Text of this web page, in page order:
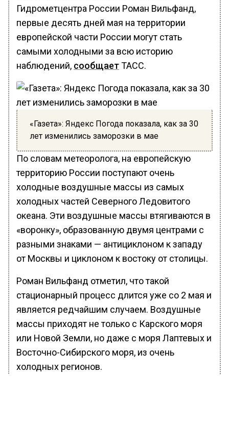
Гидрометцентра России Роман Вильфанд,
первые десять дней мая на территории
европейской части России могут стать
самыми холодными за всю историю
наблюдений, сообщаетТАСС.
«Газета»: Яндекс Погода показала, как за 30
лет изменились заморозки в мае
По словам метеоролога, на европейскую
территорию России поступают очень
холодные воздушные массы из самых
холодных частей Северного Ледовитого
океана. Эти воздушные массы втягиваются в
«воронку», образованную двумя центрами с
разными знаками — антициклоном к западу
от Москвы и циклоном к востоку от столицы.
Роман Вильфанд отметил, что такой
стационарный процесс длится уже со 2 мая и
является редчайшим случаем. Воздушные
массы приходят не только с Карского моря
или Новой Земли, но даже с моря Лаптевых и
Восточно-Сибирского моря, из очень
холодных регионов.